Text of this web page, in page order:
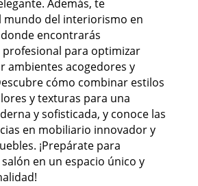
Además, te
mundo del interiorismo en
encontrarás
para optimizar
ambientes acogedores y
cómo combinar estilos
y texturas para una
y sofisticada, y conoce las
en mobiliario innovador y
¡Prepárate para
en un espacio único y